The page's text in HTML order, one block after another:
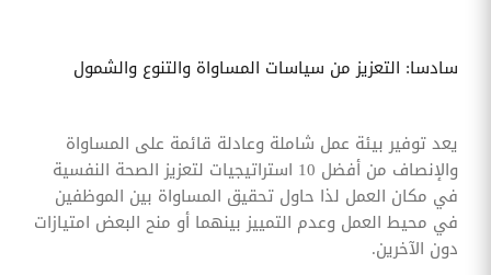
سادسا: التعزيز من سياسات المساواة والتنوع والشمول
يعد توفير بيئة عمل شاملة وعادلة قائمة على المساواة
والإنصاف من أفضل 10 استراتيجيات لتعزيز الصحة النفسية
في مكان العمل لذا حاول تحقيق المساواة بين الموظفين
في محيط العمل وعدم التمييز بينهما أو منح البعض امتيازات
دون الآخرين.